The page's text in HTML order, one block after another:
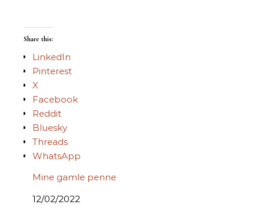
Share this:
LinkedIn
Pinterest
X
Facebook
Reddit
Bluesky
Threads
WhatsApp
Mine gamle penne
Date
12/02/2022